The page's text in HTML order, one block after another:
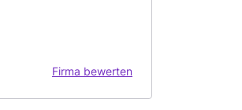
Firma bewerten